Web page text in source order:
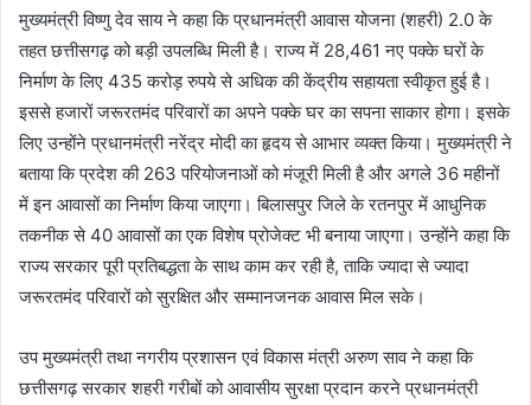
मुख्यमंत्री विष्णु देव साय ने कहा कि प्रधानमंत्री आवास योजना (शहरी) 2.0 के
तहत छत्तीसगढ़ को बड़ी उपलब्धि मिली है। राज्य में 28,461 नए पक्के घरों के
निर्माण के लिए 435 करोड़ रुपये से अधिक की केंद्रीय सहायता स्वीकृत हुई है।
इससे हजारों जरूरतमंद परिवारों का अपने पक्के घर का सपना साकार होगा। इसके
लिए उन्होंने प्रधानमंत्री नरेंद्र मोदी का हृदय से आभार व्यक्त किया। मुख्यमंत्री ने
बताया कि प्रदेश की 263 परियोजनाओं को मंजूरी मिली है और अगले 36 महीनों
में इन आवासों का निर्माण किया जाएगा। बिलासपुर जिले के रतनपुर में आधुनिक
तकनीक से 40 आवासों का एक विशेष प्रोजेक्ट भी बनाया जाएगा। उन्होंने कहा कि
राज्य सरकार पूरी प्रतिबद्धता के साथ काम कर रही है, ताकि ज्यादा से ज्यादा
जरूरतमंद परिवारों को सुरक्षित और सम्मानजनक आवास मिल सके।
उप मुख्यमंत्री तथा नगरीय प्रशासन एवं विकास मंत्री अरुण साव ने कहा कि
छत्तीसगढ़ सरकार शहरी गरीबों को आवासीय सुरक्षा प्रदान करने प्रधानमंत्री